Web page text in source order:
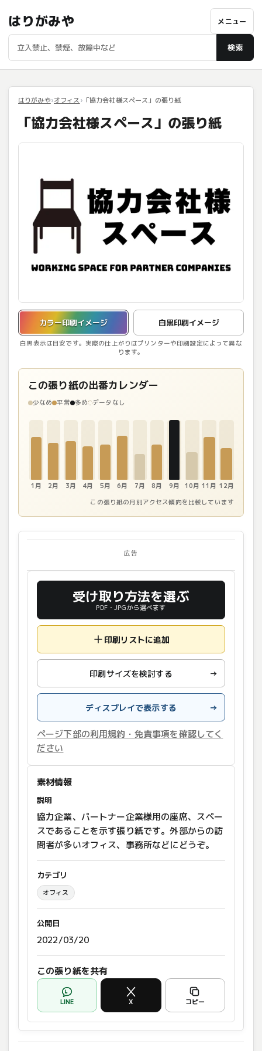
はりがみや
検索
メニュー
はりがみや オフィス 「協力会社様スペース」の張り紙
「協力会社様スペース」の張り紙
カラー印刷イメージ 白黒印刷イメージ
白黒表示は目安です。実際の仕上がりはプリンターや印刷設定によって異な
ります。
カラー印刷イメージを表示しています。
この張り紙の出番カレンダー
少なめ 平常 多め データなし
1月 2月 3月 4月 5月 6月 7月 8月 9月 10月 11月 12月
この張り紙の月別アクセス傾向を比較しています
広告
受け取り方法を選ぶ
PDF・JPGから選べます
印刷リストに追加
印刷サイズを検討する →
ディスプレイで表示する →
ページ下部の利用規約・免責事項を確認してく
ださい
素材情報
説明
協力企業、パートナー企業様用の座席、スペー
スであることを示す張り紙です。外部からの訪
問者が多いオフィス、事務所などにどうぞ。
カテゴリ
オフィス
公開日
2022/03/20
この張り紙を共有
LINE X コピー